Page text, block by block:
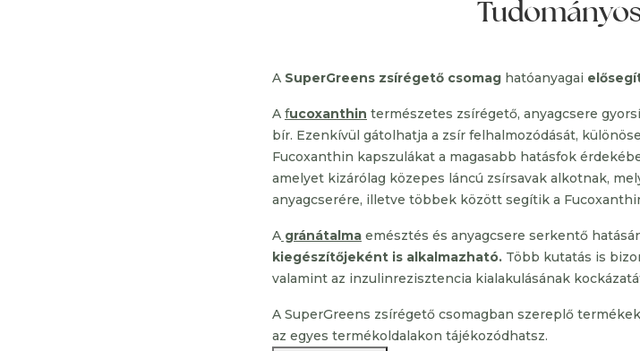
A SuperGreens zsírégető csomag hatóanyagai
A fucoxanthin természetes zsírégető, anyagcsere
bír. Ezenkívül gátolhatja a zsír felhalmozódását,
Fucoxanthin kapszulákat a magasabb hatásfok
amelyet kizárólag közepes láncú zsírsavak alkotnak,
anyagcserére, illetve többek között segítik a
A gránátalma emésztés és anyagcsere serkentő
kiegészítőjeként is alkalmazható. Több kutatás is
valamint az inzulinrezisztencia kialakulásának
A SuperGreens zsírégető csomagban szereplő
az egyes termékoldalakon tájékozódhatsz.